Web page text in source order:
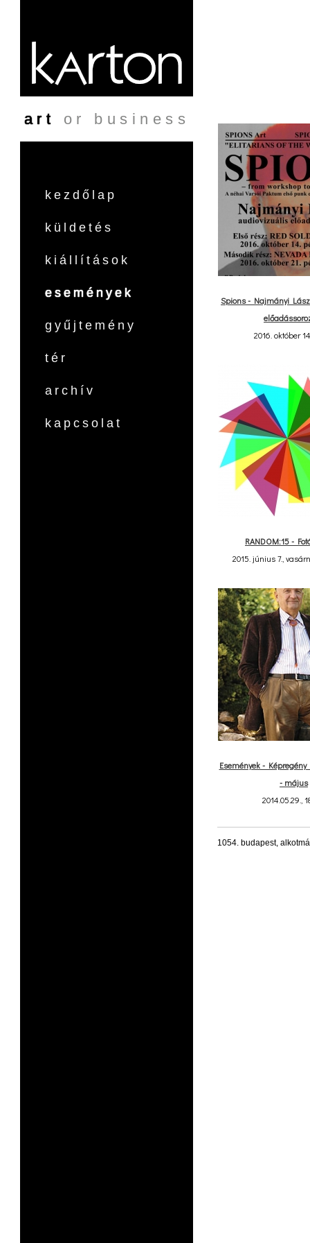
art or business
kezdőlap
küldetés
kiállítások
események
gyűjtemény
tér
archív
kapcsolat
Spions - Najmányi
2016. október
RANDOM:15 -
2015. június 7.,
Események -
- május
2014.05.29.,
1054. budapest,